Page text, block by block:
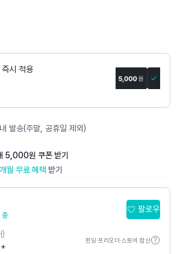
즉시 적용
발송(주말, 공휴일 제외)
5,000원 쿠폰 받기
월 무료 혜택 받기
중
팔로우
)
펀딩·프리오더·스토어 합산